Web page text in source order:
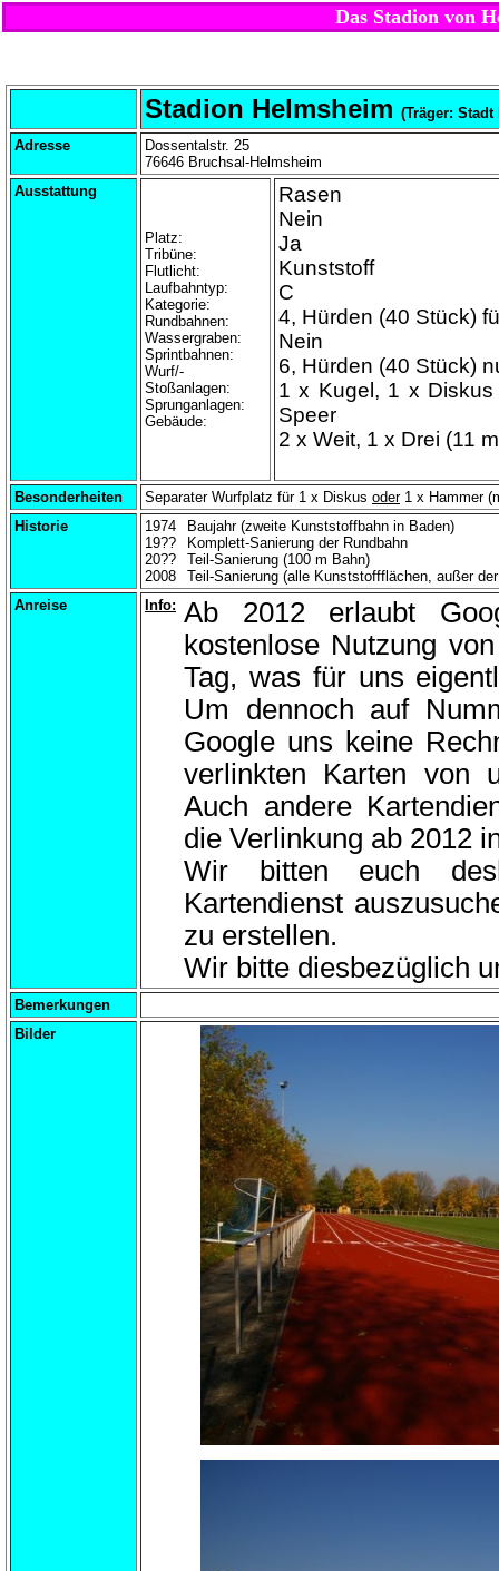
Das Stadion von
Stadion Helmsheim (Träger: Stadt
Adresse
Dossentalstr. 25
76646 Bruchsal-Helmsheim
Ausstattung
Platz:
Tribüne:
Flutlicht:
Laufbahntyp:
Kategorie:
Rundbahnen:
Wassergraben:
Sprintbahnen:
Wurf/-
Stoßanlagen:
Sprunganlagen:
Gebäude:
Rasen
Nein
Ja
Kunststoff
C
4, Hürden (40 Stück)
Nein
6, Hürden (40 Stück)
1 x Kugel, 1 x
Speer
2 x Weit, 1 x Drei (11
Besonderheiten Separater Wurfplatz für 1 x Diskus oder1 x Hammer
Historie
1974
Baujahr (zweite Kunststoffbahn in Baden)
19??
Komplett-Sanierung der Rundbahn
20??
Teil-Sanierung (100 m Bahn)
2008
Teil-Sanierung (alle Kunststoffflächen, außer
Anreise
Info: Ab 2012 erlaubt
kostenlose Nutzung
Tag, was für uns
Um dennoch auf
Google uns keine
verlinkten Karten von
Auch andere
die Verlinkung ab 2012
Wir bitten euch
Kartendienst
zu erstellen.
Wir bitte diesbezüglich
Bemerkungen
Bilder